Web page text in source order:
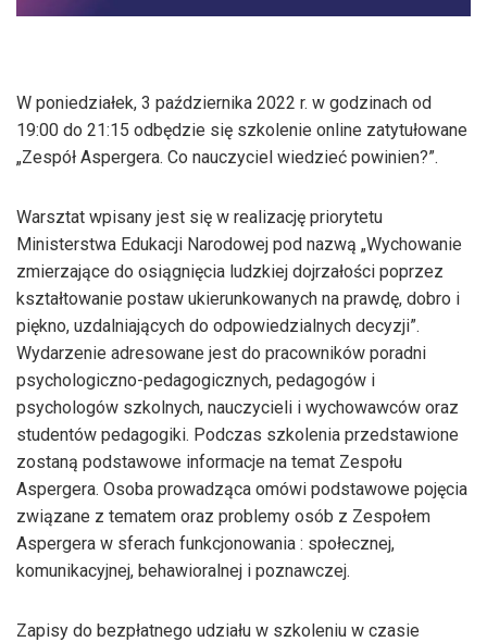
W poniedziałek, 3 października 2022 r. w godzinach od
19:00 do 21:15 odbędzie się szkolenie online zatytułowane
„Zespół Aspergera. Co nauczyciel wiedzieć powinien?”.
Warsztat wpisany jest się w realizację priorytetu
Ministerstwa Edukacji Narodowej pod nazwą „Wychowanie
zmierzające do osiągnięcia ludzkiej dojrzałości poprzez
kształtowanie postaw ukierunkowanych na prawdę, dobro i
piękno, uzdalniających do odpowiedzialnych decyzji”.
Wydarzenie adresowane jest do pracowników poradni
psychologiczno-pedagogicznych, pedagogów i
psychologów szkolnych, nauczycieli i wychowawców oraz
studentów pedagogiki. Podczas szkolenia przedstawione
zostaną podstawowe informacje na temat Zespołu
Aspergera. Osoba prowadząca omówi podstawowe pojęcia
związane z tematem oraz problemy osób z Zespołem
Aspergera w sferach funkcjonowania : społecznej,
komunikacyjnej, behawioralnej i poznawczej.
Zapisy do bezpłatnego udziału w szkoleniu w czasie